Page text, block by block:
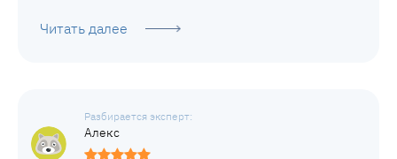
Читать далее
Алекс